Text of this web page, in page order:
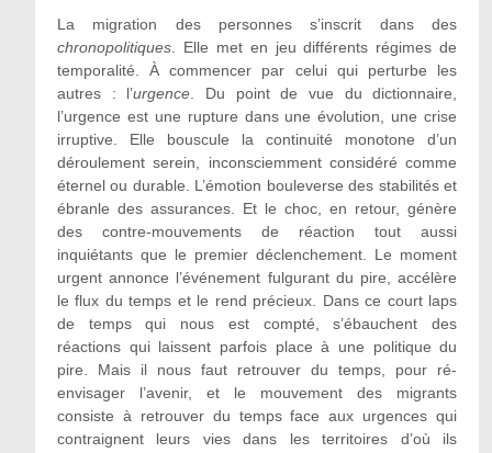
La migration des personnes s’inscrit dans des
chronopolitiques. Elle met en jeu différents régimes de
temporalité. À commencer par celui qui perturbe les
autres : l’urgence . Du point de vue du dictionnaire,
l’urgence est une rupture dans une évolution, une crise
irruptive. Elle bouscule la continuité monotone d’un
déroulement serein, inconsciemment considéré comme
éternel ou durable. L’émotion bouleverse des stabilités et
ébranle des assurances. Et le choc, en retour, génère
des contre-mouvements de réaction tout aussi
inquiétants que le premier déclenchement. Le moment
urgent annonce l’événement fulgurant du pire, accélère
le flux du temps et le rend précieux. Dans ce court laps
de temps qui nous est compté, s’ébauchent des
réactions qui laissent parfois place à une politique du
pire. Mais il nous faut retrouver du temps, pour ré-
envisager l’avenir, et le mouvement des migrants
consiste à retrouver du temps face aux urgences qui
contraignent leurs vies dans les territoires d’où ils